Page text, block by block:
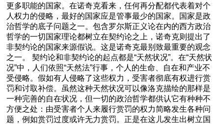
更多职能的国家。在诺奇克看来，任何再分配都代表着对个
人权力的侵略，最好的国家应是管事最少的国家。国家是政
治哲学的底子问题之一。包含罗尔斯正义论在内的西方政治
哲学的一切国家理论都树立在契约论之上，诺奇克则提出了
非契约论的国家来源假说。这是诺奇克最别致最重要的观念
之一。 契约论和非契约论的起点都是“天然状况”。在“天然状
况”中，人们依照“天然法”行事，个人的生命、自在和产业不
受侵略。假如有人侵略了这些权力，受害者彻底有权进行赏
罚和讨取补偿。虽然这种天然状况可以像洛克描绘的那样是
一种完善的自在状况，但一切的政治哲学都供认它有种种不
方便之处：由受害者个人来履行赏罚的权力简略发生各种问
题，例如赏罚过度或许无力赏罚。正是在这儿发生出树立国